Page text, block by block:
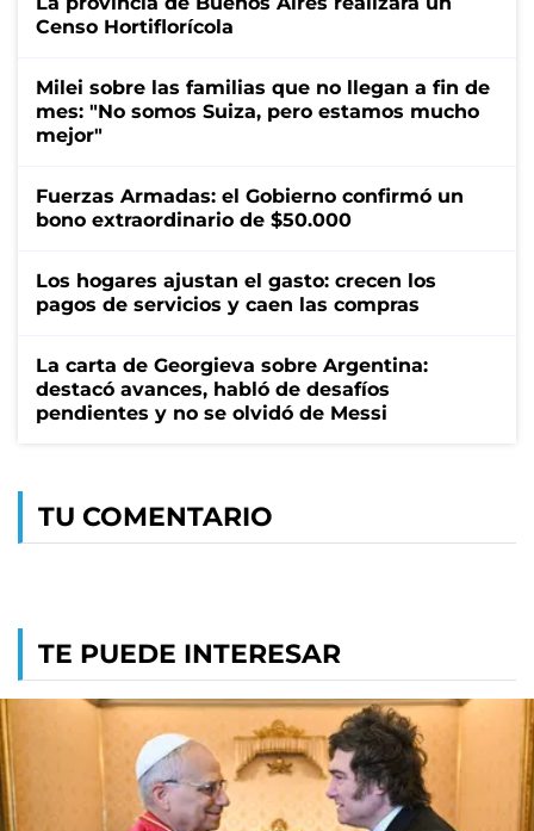
Censo Hortiflorícola
Milei sobre las familias que no llegan a fin de
mes: "No somos Suiza, pero estamos mucho
mejor"
Fuerzas Armadas: el Gobierno confirmó un
bono extraordinario de $50.000
Los hogares ajustan el gasto: crecen los
pagos de servicios y caen las compras
La carta de Georgieva sobre Argentina:
destacó avances, habló de desafíos
pendientes y no se olvidó de Messi
TU COMENTARIO
TE PUEDE INTERESAR